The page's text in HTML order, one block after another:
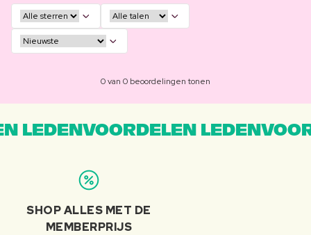
0 van 0 beoordelingen tonen
LEDENVOORDELEN
SHOP ALLES MET DE
MEMBERPRIJS